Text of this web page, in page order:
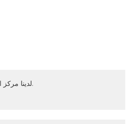
لدينا مركز البحث والتطوير الخاص بنا.